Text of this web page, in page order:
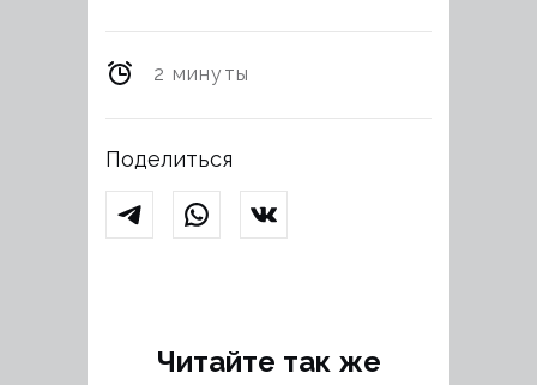
2 минуты
Поделиться
Читайте так же